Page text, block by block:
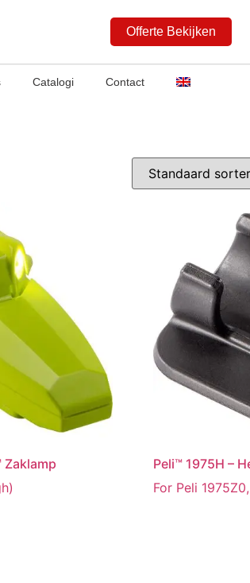
Offerte Bekijken
Catalogi Contact
Zaklamp
Peli™ 1975H –
For Peli